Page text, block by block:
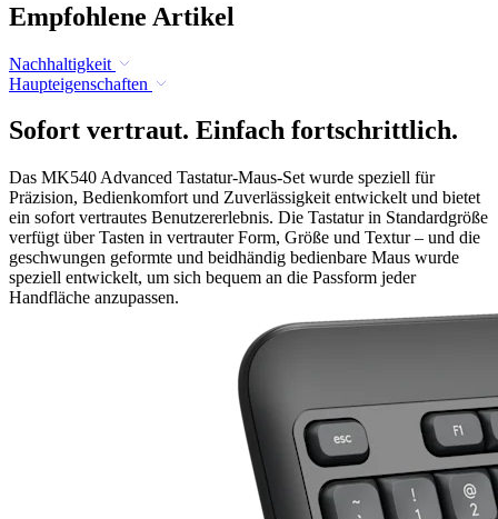
Empfohlene Artikel
Nachhaltigkeit
Haupteigenschaften
Sofort vertraut. Einfach fortschrittlich.
Das MK540 Advanced Tastatur-Maus-Set wurde speziell für
Präzision, Bedienkomfort und Zuverlässigkeit entwickelt und bietet
ein sofort vertrautes Benutzererlebnis. Die Tastatur in Standardgröße
verfügt über Tasten in vertrauter Form, Größe und Textur – und die
geschwungen geformte und beidhändig bedienbare Maus wurde
speziell entwickelt, um sich bequem an die Passform jeder
Handfläche anzupassen.